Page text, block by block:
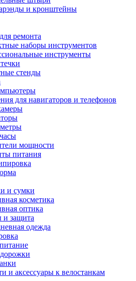
и кронштейны
ремонта
наборы инструментов
инструменты
стенды
для навигаторов и телефонов
мощности
питания
и сумки
косметика
оптика
защита
одежда
и аксессуары к велостанкам